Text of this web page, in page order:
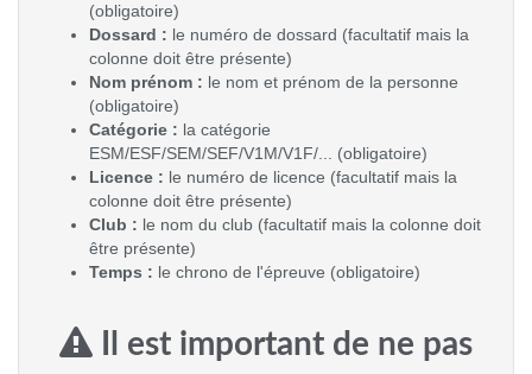
(obligatoire)
Dossard : le numéro de dossard (facultatif mais la
colonne doit être présente)
Nom prénom : le nom et prénom de la personne
(obligatoire)
Catégorie : la catégorie
ESM/ESF/SEM/SEF/V1M/V1F/... (obligatoire)
Licence : le numéro de licence (facultatif mais la
colonne doit être présente)
Club : le nom du club (facultatif mais la colonne doit
être présente)
Temps : le chrono de l'épreuve (obligatoire)
Il est important de ne pas